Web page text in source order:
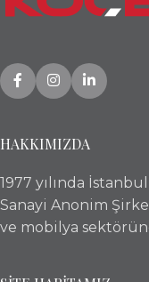
HAKKIMIZDA
1977 yılında
Sanayi Anonim
ve mobilya